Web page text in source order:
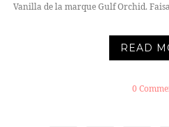
Vanilla de la marque Gulf Orchid.
READ
0